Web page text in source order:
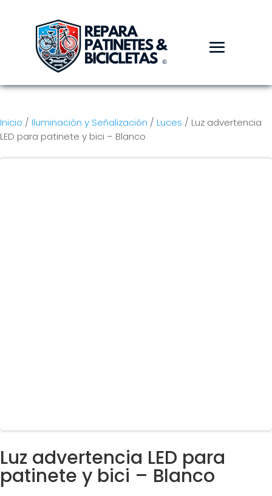
Inicio / Iluminación y Señalización / Luces / Luz advertencia
LED para patinete y bici – Blanco
Luz advertencia LED para
patinete y bici – Blanco